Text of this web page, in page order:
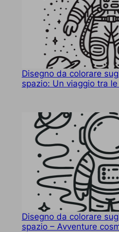
Disegno da colorare
spazio: Un viaggio tra
Disegno da colorare
spazio – Avventure